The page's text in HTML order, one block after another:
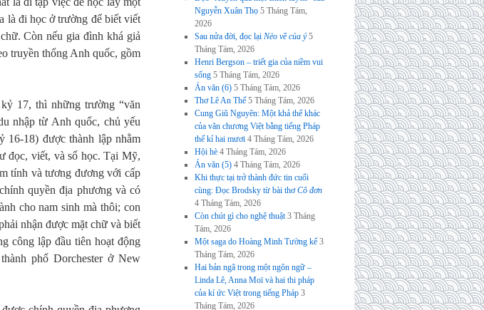
là đi học ở trường để biết viết
Còn nếu gia đình khá giả
truyền thống Anh quốc, gồm
17, thì những trường “văn
nhập từ Anh quốc, chủ yếu
16-18) được thành lập nhằm
đọc, viết, và số học. Tại Mỹ,
tính và tương đương với cấp
quyền địa phương và có
cho nam sinh mà thôi; con
nhận được mặt chữ và biết
công lập đầu tiên hoạt động
phố Dorchester ở New
Nguyễn Xuân Thọ 5 Tháng Tám,
2026
Sau nửa đời, đọc lại Nẻo về của ý 5
Tháng Tám, 2026
Henri Bergson – triết gia của niềm vui
sống 5 Tháng Tám, 2026
Án văn (6) 5 Tháng Tám, 2026
Thơ Lê An Thế 5 Tháng Tám, 2026
Cung Giũ Nguyên: Một khả thể khác
của văn chương Việt bằng tiếng Pháp
thế kỉ hai mươi 4 Tháng Tám, 2026
Hội hè 4 Tháng Tám, 2026
Án văn (5) 4 Tháng Tám, 2026
Khi thực tại trở thành đức tin cuối
cùng: Đọc Brodsky từ bài thơCô đơn
4 Tháng Tám, 2026
Còn chút gì cho nghệ thuật 3 Tháng
Tám, 2026
Một saga do Hoàng Minh Tường kể 3
Tháng Tám, 2026
Hai bản ngã trong một ngôn ngữ –
Linda Lê, Anna Moï và hai thi pháp
của kí ức Việt trong tiếng Pháp 3
Tháng Tám, 2026